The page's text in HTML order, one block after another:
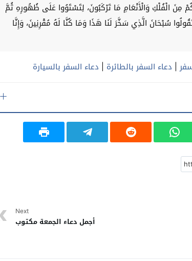
مِنَ الْفُلْكِ وَالْأَنْعَامِ مَا تَرْكَبُونَ، لِتَسْتَوُوا عَلَى ظُهُورِهِ ثُمَّ
سُبْحَانَ الَّذِي سَخَّرَ لَنَا هَذَا وَمَا كُنَّا لَهُ مُقْرِنِينَ، وَإِنَّا
| دعاء السفر بالطائرة | دعاء السفر بالسيارة
Next
أجمل دعاء الجمعة مكتوب